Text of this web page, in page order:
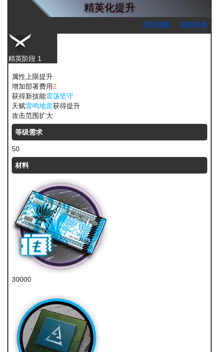
精英化提升
回到顶部 回到目录
精英阶段 1
属性上限提升
增加部署费用2
获得新技能震荡坚守
天赋雷鸣地雷获得提升
攻击范围扩大
等级需求
50
材料
30000